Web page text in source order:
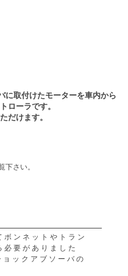
に取付けたモーターを車内から
ローラです。
だけます。
下さい。
ンネットやトラン
要がありました
ックアブソーバの